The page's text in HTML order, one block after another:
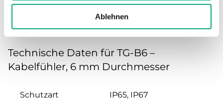
Ablehnen
Technische Daten
Technische Daten für TG-B6 –
Kabelfühler, 6 mm Durchmesser
Schutzart IP65, IP67